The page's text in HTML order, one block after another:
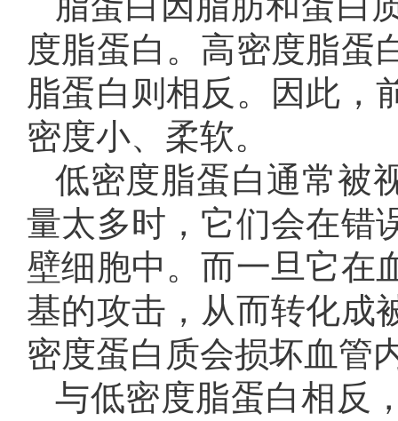
度脂蛋白。高密度脂蛋
脂蛋白则相反。因此，
密度小、柔软。
低密度脂蛋白通常被
量太多时，它们会在错
壁细胞中。而一旦它在
基的攻击，从而转化成
密度蛋白质会损坏血管
与低密度脂蛋白相反